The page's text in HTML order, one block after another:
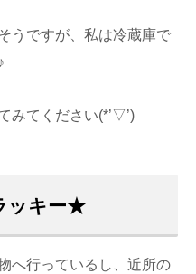
うですが、私は冷蔵庫で
みてください(*’▽’)
ッキー★
へ行っているし、近所の